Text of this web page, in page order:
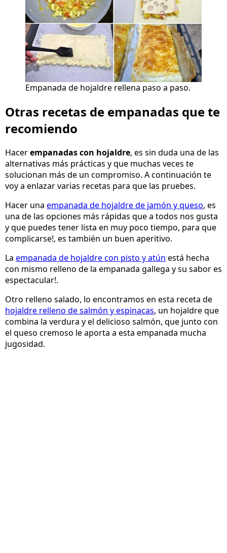
Empanada de hojaldre rellena paso a paso.
Otras recetas de empanadas que te
recomiendo
Hacerempanadas con hojaldre, es sin duda una de las
alternativas más prácticas y que muchas veces te
solucionan más de un compromiso. A continuación te
voy a enlazar varias recetas para que las pruebes.
Hacer una empanada de hojaldre de jamón y queso, es
una de las opciones más rápidas que a todos nos gusta
y que puedes tener lista en muy poco tiempo, para que
complicarse!, es también un buen aperitivo.
La empanada de hojaldre con pisto y atún está hecha
con mismo relleno de la empanada gallega y su sabor es
espectacular!.
Otro relleno salado, lo encontramos en esta receta de
hojaldre relleno de salmón y espinacas, un hojaldre que
combina la verdura y el delicioso salmón, que junto con
el queso cremoso le aporta a esta empanada mucha
jugosidad.